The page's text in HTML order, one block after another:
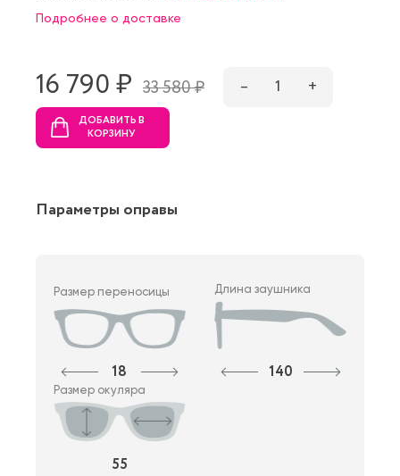
Подробнее о доставке
16 790 ₷ 33 580 ₷ – 1 +
ДОБАВИТЬ В
КОРЗИНУ
Параметры оправы
Размер переносицы
18
Длина заушника
140
Размер окуляра
55